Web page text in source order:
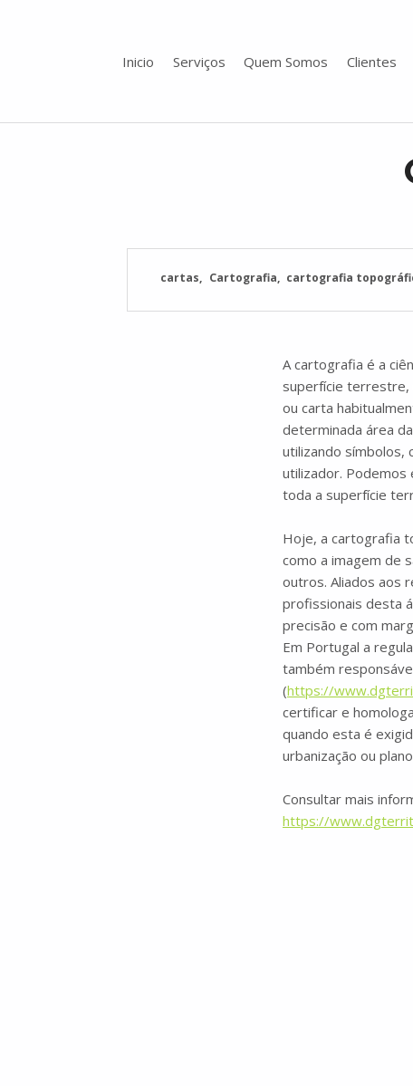
LASER SCANNING 3D, GEOCIÊNCIAS, TOPOGRAFIA, ENGENHARIA, PROJETO
Inicio Serviços Quem Somos Clientes
cartas Cartografia cartografia
A cartografia é a
superfície terrestre,
ou carta
determinada área
utilizando
utilizador. Podemos
toda a superfície
Hoje, a cartografia
como a imagem de
outros. Aliados aos
profissionais desta
precisão e com
Em Portugal a
também
(https://
certificar e
quando esta é
urbanização ou
Consultar mais
https://